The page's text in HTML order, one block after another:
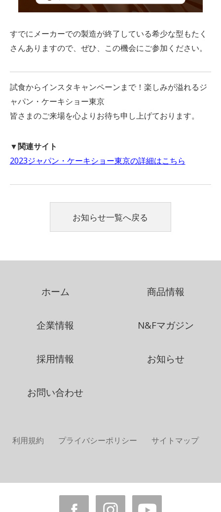
すでにメーカーでの製造が終了している希少な型もたく
さんありますので、ぜひ、この機会にご参加ください。
試食からインスタキャンペーンまで！楽しみが溢れるジ
ャパン・ケーキショー東京
皆さまのご来場を心よりお待ち申し上げております。
▼関連サイト
2023ジャパン・ケーキショー東京の詳細はこちら
お知らせ一覧へ戻る
ホーム 商品情報
企業情報 N&Fマガジン
採用情報 お知らせ
お問い合わせ
利用規約 プライバシーポリシー サイトマップ